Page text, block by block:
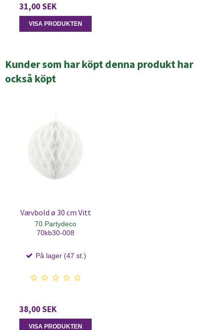
31,00 SEK
VISA PRODUKTEN
Kunder som har köpt denna produkt har
också köpt
Vævbold ø 30 cm Vitt
70 Partydeco
70kb30-008
På lager (47 st.)
38,00 SEK
VISA PRODUKTEN